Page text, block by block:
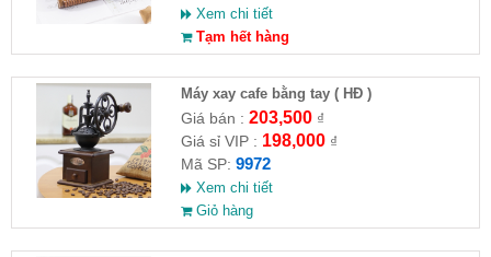
Xem chi tiết
Tạm hết hàng
Máy xay cafe bằng tay ( HĐ )
Giá bán : 203,500₫
Giá sỉ VIP : 198,000₫
Mã SP: 9972
Xem chi tiết
Giỏ hàng